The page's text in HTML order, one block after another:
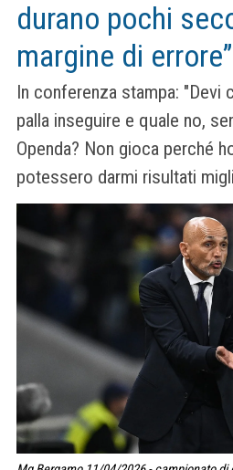
durano pochi
margine di errore”
In conferenza stampa: "Devi
palla inseguire e quale no,
Openda? Non gioca perché
potessero darmi risultati